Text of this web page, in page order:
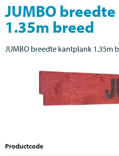
JUMBO
1.35m breed
JUMBO breedte kantplank 1.35m
Productcode